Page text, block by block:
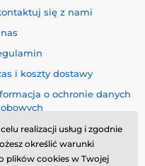
się z nami
i koszty dostawy
o ochronie danych
i Odstąpienie od
i jakość bez
realizacji usług i zgodnie
określić warunki
plików cookies w Twojej